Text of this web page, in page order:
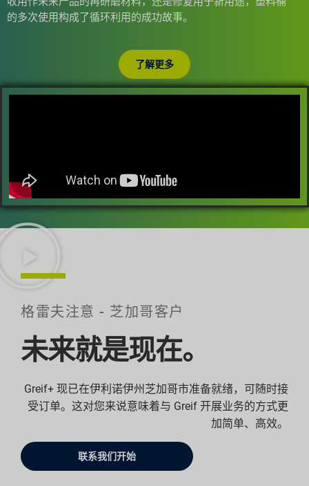
的多次使用构成了循环利用的成功故事。
了解更多
格雷夫注意 - 芝加哥客户
未来就是现在。
Greif+ 现已在伊利诺伊州芝加哥市准备就绪，可随时接
受订单。这对您来说意味着与 Greif 开展业务的方式更
加简单、高效。
联系我们开始